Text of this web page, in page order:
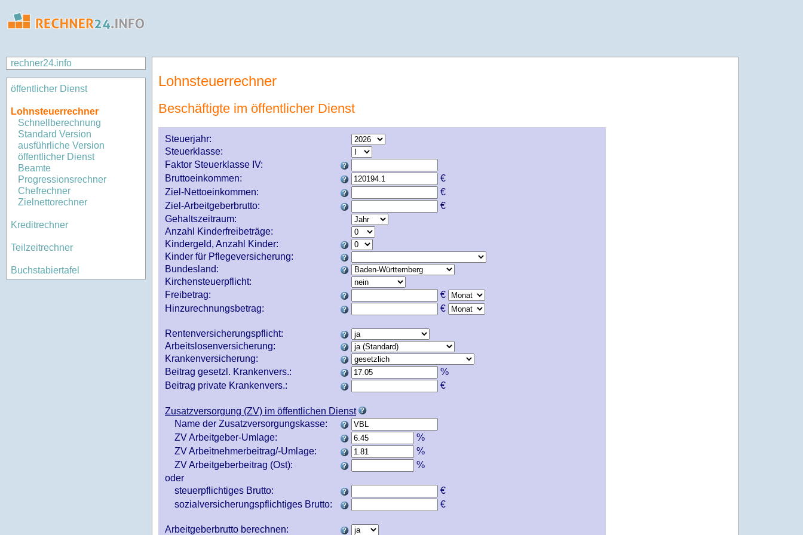
rechner24.info
öffentlicher Dienst
Lohnsteuerrechner
Schnellberechnung
Standard Version
ausführliche Version
öffentlicher Dienst
Beamte
Progressionsrechner
Chefrechner
Zielnettorechner
Kreditrechner
Teilzeitrechner
Buchstabiertafel
Lohnsteuerrechner
Beschäftigte im öffentlicher Dienst
Steuerjahr:
Steuerklasse:
Faktor Steuerklasse IV:
Bruttoeinkommen:
€
Ziel-Nettoeinkommen:
€
Ziel-Arbeitgeberbrutto:
€
Gehaltszeitraum:
Anzahl Kinderfreibeträge:
Kindergeld, Anzahl Kinder:
Kinder für Pflegeversicherung:
Bundesland:
Kirchensteuerpflicht:
Freibetrag:
€
Hinzurechnungsbetrag:
€
Rentenversicherungspflicht:
Arbeitslosenversicherung:
Krankenversicherung:
Beitrag gesetzl. Krankenvers.:
%
Beitrag private Krankenvers.:
€
Zusatzversorgung (ZV) im öffentlichen Dienst
Name der Zusatzversorgungskasse:
ZV Arbeitgeber-Umlage:
%
ZV Arbeitnehmerbeitrag/-Umlage:
%
ZV Arbeitgeberbeitrag (Ost):
%
oder
steuerpflichtiges Brutto:
€
sozialversicherungspflichtiges Brutto:
€
Arbeitgeberbrutto berechnen: